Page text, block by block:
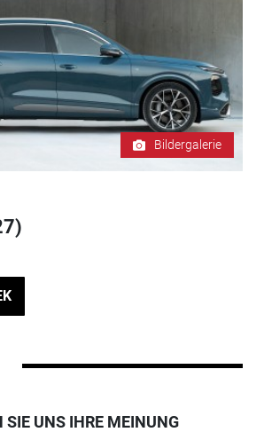
Bildergalerie
SIE UNS IHRE MEINUNG